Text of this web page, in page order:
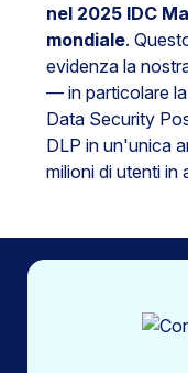
nel 2025 IDC
mondiale.
evidenza la
— in particolare
Data Security
DLP in un'unica
milioni di utenti in